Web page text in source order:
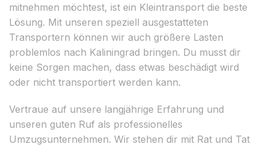
mitnehmen möchtest, ist ein Kleintransport die beste
Lösung. Mit unseren speziell ausgestatteten
Transportern können wir auch größere Lasten
problemlos nach Kaliningrad bringen. Du musst dir
keine Sorgen machen, dass etwas beschädigt wird
oder nicht transportiert werden kann.
Vertraue auf unsere langjährige Erfahrung und
unseren guten Ruf als professionelles
Umzugsunternehmen. Wir stehen dir mit Rat und Tat